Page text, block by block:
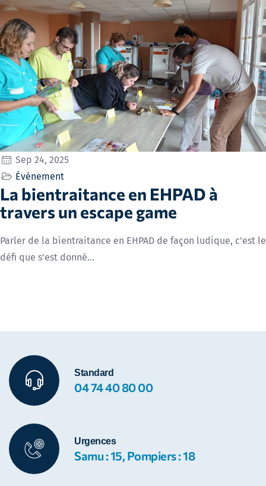
Sep 24, 2025
Événement
La bientraitance en EHPAD à
travers un escape game
Parler de la bientraitance en EHPAD de façon ludique, c'est le
défi que s'est donné…
Standard
04 74 40 80 00
Urgences
Samu : 15, Pompiers : 18